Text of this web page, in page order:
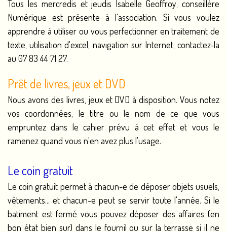
Tous les mercredis et jeudis Isabelle Geoffroy, conseillère
Numérique est présente à l'association. Si vous voulez
apprendre à utiliser ou vous perfectionner en traitement de
texte, utilisation d'excel, navigation sur Internet, contactez-la
au 07 83 44 71 27.
Prêt de livres, jeux et DVD
Nous avons des livres, jeux et DVD à disposition. Vous notez
vos coordonnées, le titre ou le nom de ce que vous
empruntez dans le cahier prévu à cet effet et vous le
ramenez quand vous n'en avez plus l'usage.
Le coin gratuit
Le coin gratuit permet à chacun-e de déposer objets usuels,
vêtements... et chacun-e peut se servir toute l'année. Si le
batiment est fermé vous pouvez déposer des affaires (en
bon état bien sur) dans le fournil ou sur la terrasse si il ne